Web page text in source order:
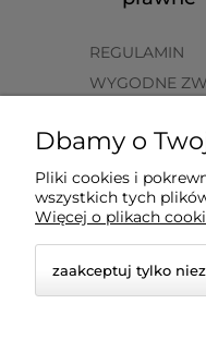
REGULAMIN
WYGODNE
ZWROTY I
FORMY
CZAS I
Dbamy o
Pliki cookies i
wszystkich tych
Więcej o plikach
zaakceptuj tylko